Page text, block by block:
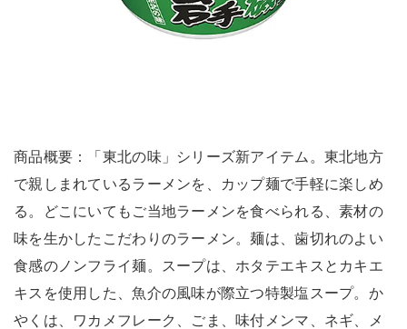
商品概要：「東北の味」シリーズ新アイテム。東北地方
で親しまれているラーメンを、カップ麺で手軽に楽しめ
る。どこにいてもご当地ラーメンを食べられる、素材の
味を生かしたこだわりのラーメン。麺は、歯切れのよい
食感のノンフライ麺。スープは、ホタテエキスとカキエ
キスを使用した、魚介の風味が際立つ特製塩スープ。か
やくは、ワカメフレーク、ごま、味付メンマ、ネギ、メ